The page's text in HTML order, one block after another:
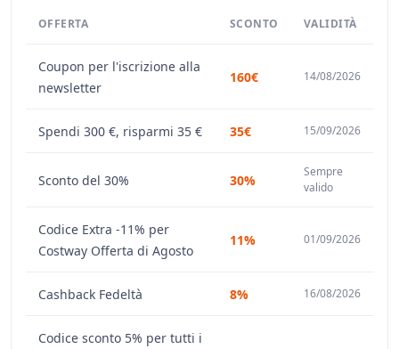
OFFERTA SCONTO VALIDITÀ
Coupon per l'iscrizione alla
newsletter
160€ 14/08/2026
Spendi 300 €, risparmi 35 € 35€ 15/09/2026
Sconto del 30% 30%
Sempre
valido
Codice Extra -11% per
Costway Offerta di Agosto
11% 01/09/2026
Cashback Fedeltà 8% 16/08/2026
Codice sconto 5% per tutti i